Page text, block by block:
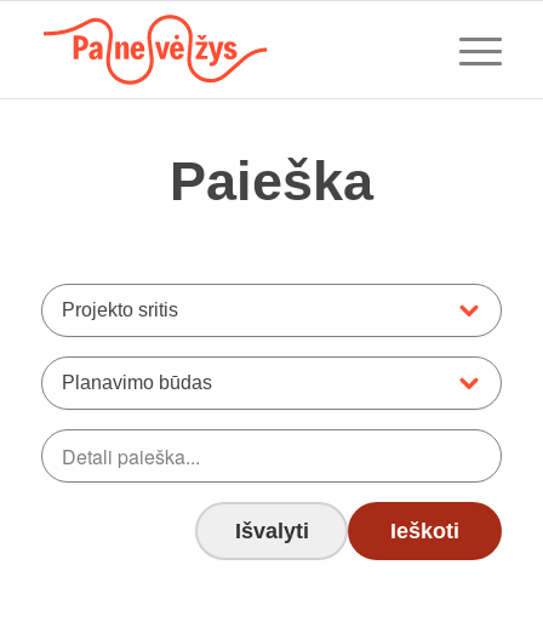
Paieška
Projekto sritis
Planavimo būdas
Išvalyti Ieškoti